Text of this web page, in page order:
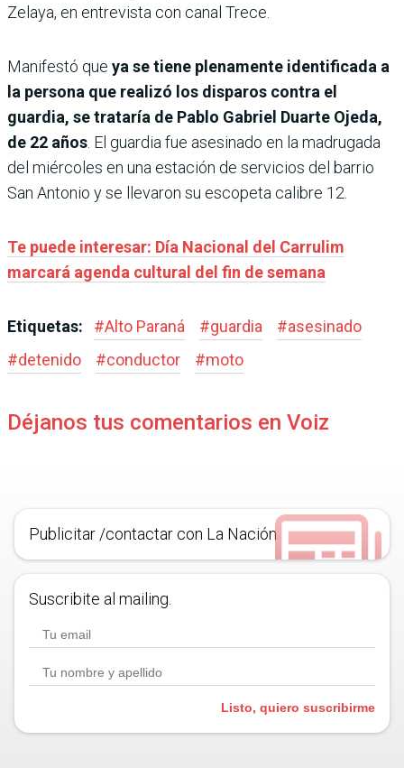
Zelaya, en entrevista con canal Trece.
Manifestó que ya se tiene plenamente identificada a
la persona que realizó los disparos contra el
guardia, se trataría de Pablo Gabriel Duarte Ojeda,
de 22 años . El guardia fue asesinado en la madrugada
del miércoles en una estación de servicios del barrio
San Antonio y se llevaron su escopeta calibre 12.
Te puede interesar: Día Nacional del Carrulim
marcará agenda cultural del fin de semana
Etiquetas: #Alto Paraná #guardia #asesinado
#detenido #conductor #moto
Déjanos tus comentarios en Voiz
Publicitar /contactar con La Nación
Suscribite al mailing.
Listo, quiero suscribirme